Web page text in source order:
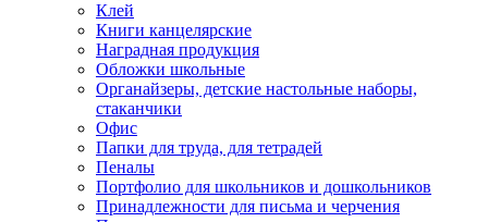
Клей
Книги канцелярские
Наградная продукция
Обложки школьные
Органайзеры, детские настольные наборы,
стаканчики
Офис
Папки для труда, для тетрадей
Пеналы
Портфолио для школьников и дошкольников
Принадлежности для письма и черчения